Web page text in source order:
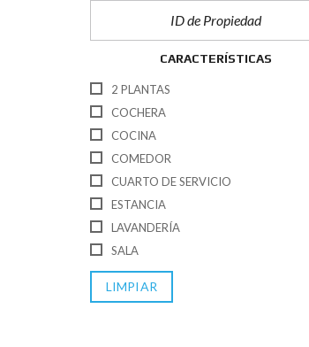
CARACTERÍSTICAS
2 PLANTAS
COCHERA
COCINA
COMEDOR
CUARTO DE SERVICIO
ESTANCIA
LAVANDERÍA
SALA
LIMPIAR